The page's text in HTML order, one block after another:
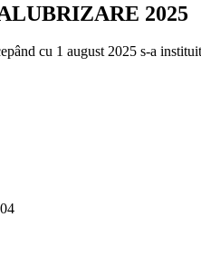
2025
cu 1 august 2025 s-a